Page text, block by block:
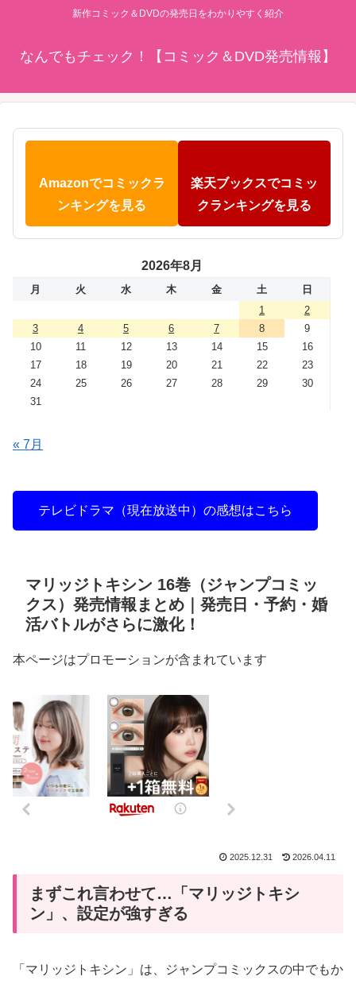
新作コミック＆DVDの発売日をわかりやすく紹介
なんでもチェック！【コミック＆DVD発売情報】
Amazonでコミックラ
ンキングを見る
楽天ブックスでコミッ
クランキングを見る
2026年8月
月 火 水 木 金 土
日
1
2
3
4 5 6 7 8
9
10
11 12 13 14 15
16
17
18 19 20 21 22
23
24
25 26 27 28 29
30
31
« 7月
テレビドラマ（現在放送中）の感想はこちら
マリッジトキシン 16巻（ジャンプコミッ
クス）発売情報まとめ｜発売日・予約・婚
活バトルがさらに激化！
本ページはプロモーションが含まれています
2025.12.31 2026.04.11
まずこれ言わせて…「マリッジトキシ
ン」、設定が強すぎる
「マリッジトキシン」は、ジャンプコミックスの中でもか